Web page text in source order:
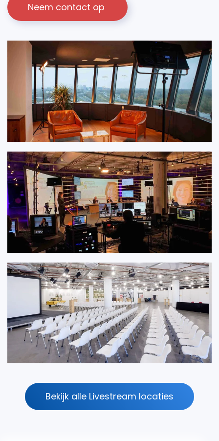
Neem contact op
Bekijk alle Livestream locaties